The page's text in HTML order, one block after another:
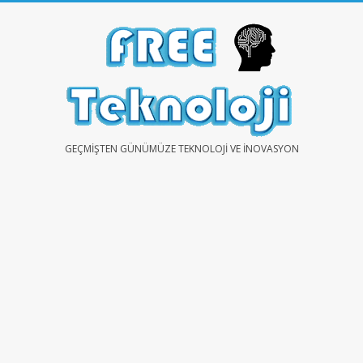
FREEGEÇMIŞTEN GÜNÜMÜZE TEKNOLOJI VE İNOVASYON